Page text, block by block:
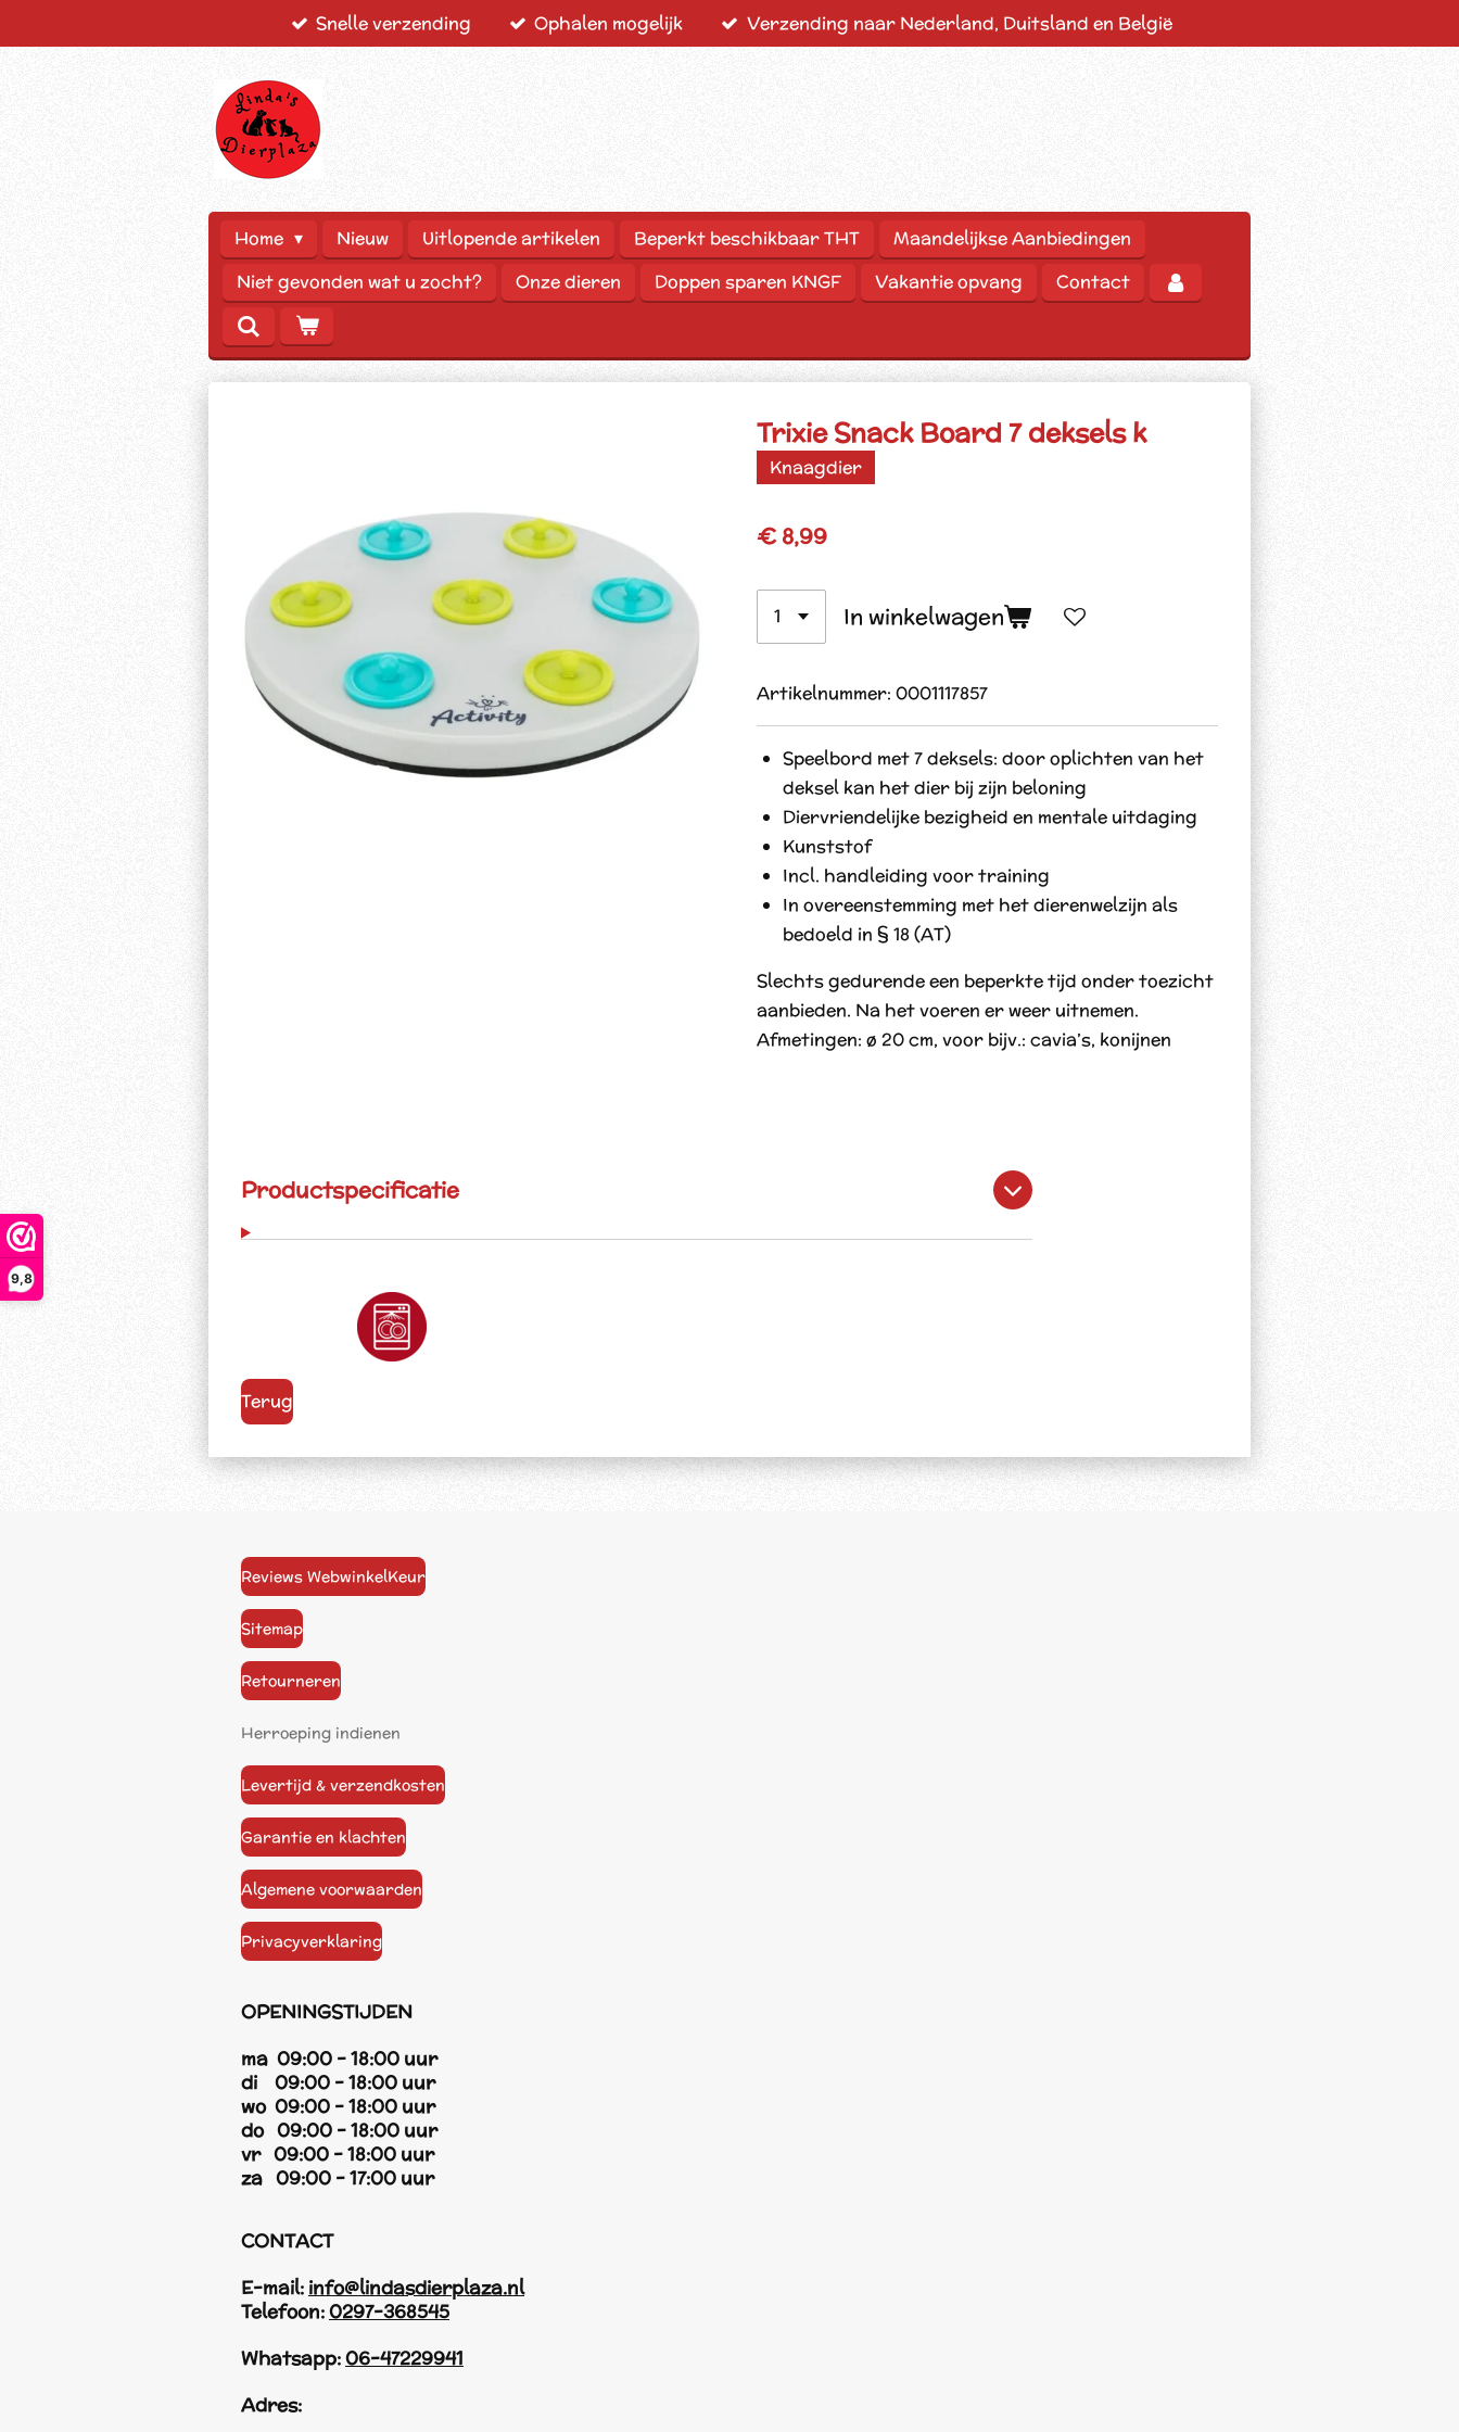
9,8
Snelle verzending Ophalen mogelijk Verzending naar Nederland, Duitsland en België
Home Nieuw Uitlopende artikelen Beperkt beschikbaar THT
Maandelijkse Aanbiedingen
Niet gevonden wat u zocht?
Onze dieren Doppen sparen KNGF Vakantie opvang Contact
Trixie Snack Board 7 deksels k
Knaagdier
€ 8,99
In winkelwagen
Artikelnummer: 0001117857
Speelbord met 7 deksels: door oplichten van het
deksel kan het dier bij zijn beloning
Diervriendelijke bezigheid en mentale uitdaging
Kunststof
Incl. handleiding voor training
In overeenstemming met het dierenwelzijn als
bedoeld in § 18 (AT)
Slechts gedurende een beperkte tijd onder toezicht
aanbieden. Na het voeren er weer uitnemen.
Afmetingen: ø 20 cm, voor bijv.: cavia’s, konijnen
Productspecificatie
Terug
Reviews WebwinkelKeur
Sitemap
Retourneren
Herroeping indienen
Levertijd & verzendkosten
Garantie en klachten
Algemene voorwaarden
Privacyverklaring
OPENINGSTIJDEN
ma 09:00 - 18:00 uur
di 09:00 - 18:00 uur
wo 09:00 - 18:00 uur
do 09:00 - 18:00 uur
vr 09:00 - 18:00 uur
za 09:00 - 17:00 uur
CONTACT
E-mail: info@lindasdierplaza.nl
Telefoon:0297-368545
Whatsapp:06-47229941
Adres: